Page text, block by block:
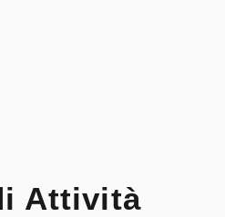
Attività